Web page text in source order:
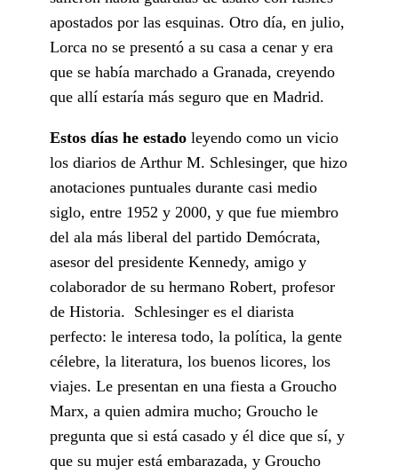
apostados por las esquinas. Otro día, en julio,
Lorca no se presentó a su casa a cenar y era
que se había marchado a Granada, creyendo
que allí estaría más seguro que en Madrid.
Estos días he estado leyendo como un vicio
los diarios de Arthur M. Schlesinger, que hizo
anotaciones puntuales durante casi medio
siglo, entre 1952 y 2000, y que fue miembro
del ala más liberal del partido Demócrata,
asesor del presidente Kennedy, amigo y
colaborador de su hermano Robert, profesor
de Historia. Schlesinger es el diarista
perfecto: le interesa todo, la política, la gente
célebre, la literatura, los buenos licores, los
viajes. Le presentan en una fiesta a Groucho
Marx, a quien admira mucho; Groucho le
pregunta que si está casado y él dice que sí, y
que su mujer está embarazada, y Groucho